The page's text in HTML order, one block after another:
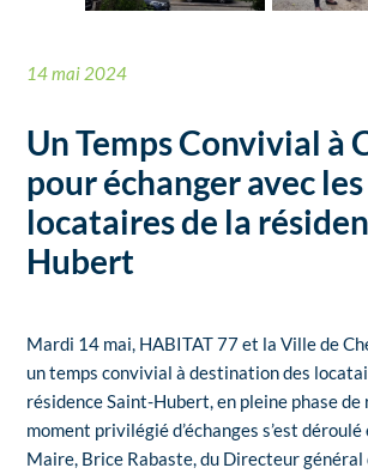
14 mai 2024
Un Temps Convivial à
pour échanger avec les
locataires de la
Hubert
Mardi 14 mai, HABITAT 77 et la Ville de
un temps convivial à destination des
résidence Saint-Hubert, en pleine phase
moment privilégié d’échanges s’est
Maire, Brice Rabaste, du Directeur général